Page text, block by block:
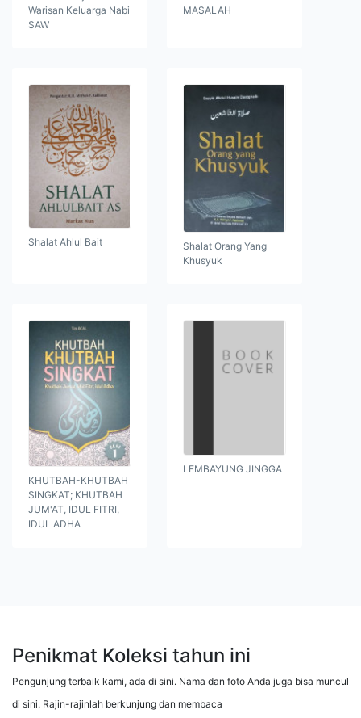
Warisan Keluarga Nabi
SAW
MASALAH
Shalat Ahlul Bait
Shalat Orang Yang
Khusyuk
KHUTBAH-KHUTBAH
SINGKAT; KHUTBAH
JUM'AT, IDUL FITRI,
IDUL ADHA
LEMBAYUNG JINGGA
Penikmat Koleksi tahun ini
Pengunjung terbaik kami, ada di sini. Nama dan foto Anda juga bisa muncul
di sini. Rajin-rajinlah berkunjung dan membaca